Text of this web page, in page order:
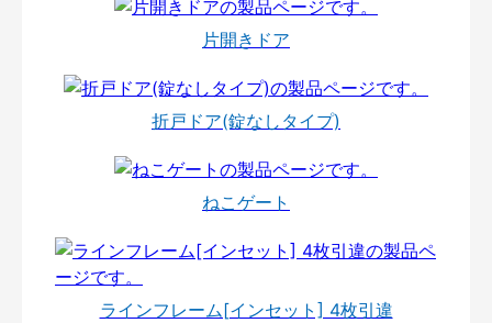
片開きドア
折戸ドア(錠なしタイプ)
ねこゲート
ラインフレーム[インセット] 4枚引違